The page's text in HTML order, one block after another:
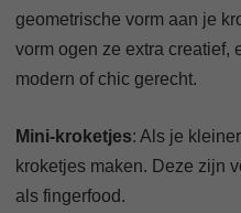
geometrische vorm aan je
vorm ogen ze extra creatief,
modern of chic gerecht.
Mini-kroketjes: Als je
kroketjes maken. Deze zijn
als fingerfood.